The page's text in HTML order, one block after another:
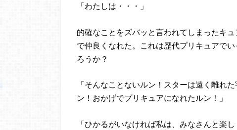
「わたしは・・・」
的確なことをズバッと言われてしまったキ
で仲良くなれた。これは歴代プリキュアで
ろうか？
「そんなことないルン！スターは遠く離れ
ン！おかげでプリキュアになれたルン！」
「ひかるがいなければ私は、みなさんと楽